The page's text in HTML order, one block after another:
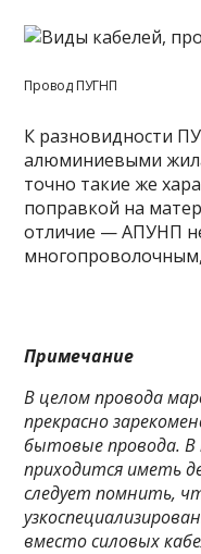
Провод ПУГНП
К разновидности
алюминиевыми
точно такие же
поправкой на
отличие — АПУНП
Примечание
В целом провода
прекрасно
бытовые провода. В
приходится иметь
следует помнить,
вместо силовых